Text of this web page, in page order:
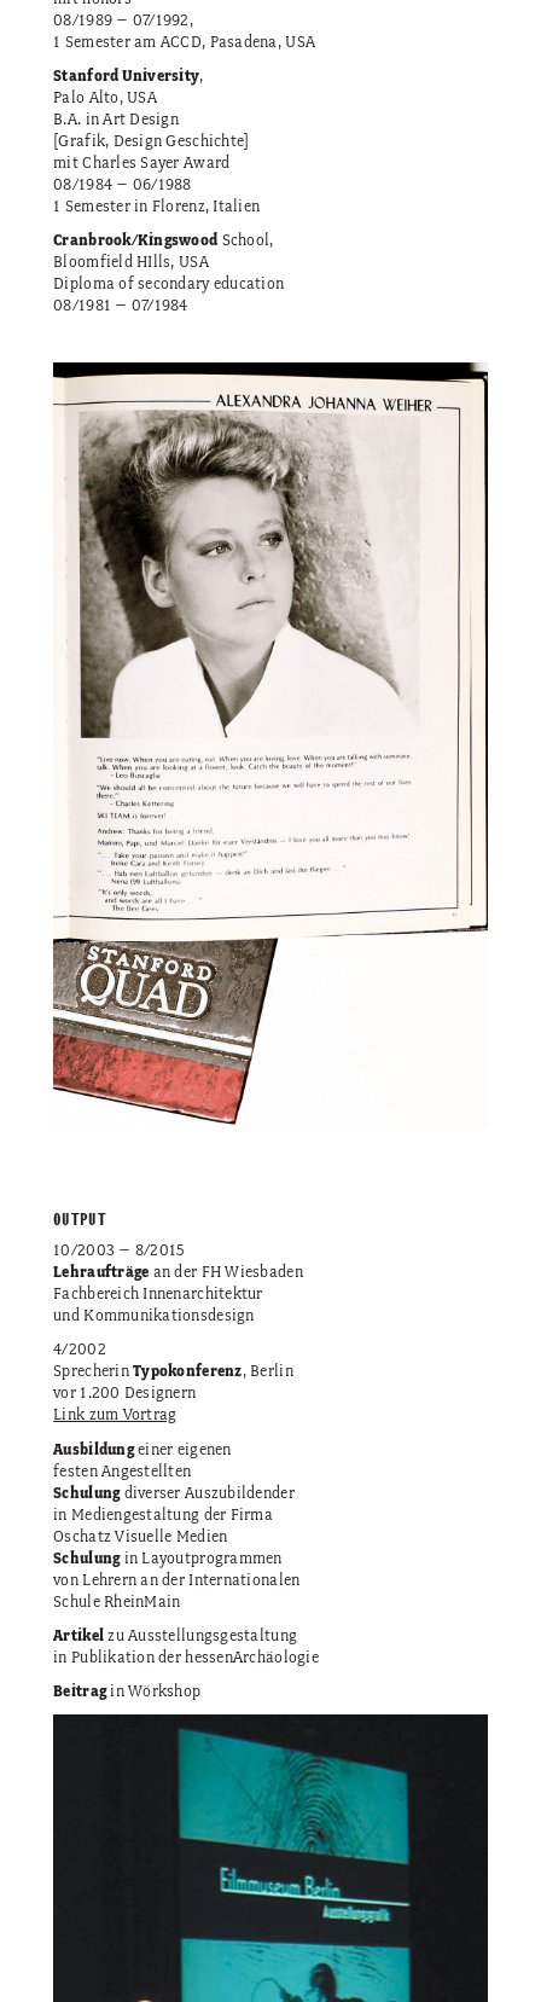
08/1989 – 07/1992,
1 Semester am ACCD, Pasadena, USA
Stanford University,
Palo Alto, USA
B.A. in Art Design
[Grafik, Design Geschichte]
mit Charles Sayer Award
08/1984 – 06/1988
1 Semester in Florenz, Italien
Cranbrook/Kingswood School,
Bloomfield HIlls, USA
Diploma of secondary education
08/1981 – 07/1984
OUTPUT
10/2003 – 8/2015
Lehraufträge an der FH Wiesbaden
Fachbereich Innenarchitektur
und Kommunikationsdesign
4/2002
SprecherinTypokonferenz, Berlin
vor 1.200 Designern
Link zum Vortrag
Ausbildungeiner eigenen
festen Angestellten
Schulungdiverser Auszubildender
in Mediengestaltung der Firma
Oschatz Visuelle Medien
Schulungin Layoutprogrammen
von Lehrern an der Internationalen
Schule RheinMain
Artikel zu Ausstellungsgestaltung
in Publikation der hessenArchäologie
Beitragin Wörkshop